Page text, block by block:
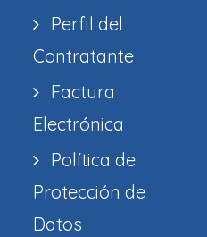
Perfil del
Contratante
Factura
Electrónica
Política de
Protección de
Datos